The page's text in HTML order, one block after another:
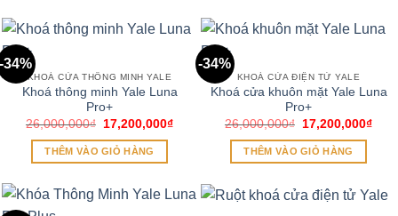
-34%
KHOÁ CỬA THÔNG MINH YALE
Khoá thông minh Yale Luna
Pro+
26,000,000₫
Giá
gốc
là:
26,000,000₫.
17,200,000₫Giá
THÊM VÀO GIỎ HÀNG
-34%
KHOÁ CỬA ĐIỆN TỬ YALE
Khoá cửa khuôn mặt Yale Luna
Pro+
26,000,000₫
Giá
gốc
là:
26,000,000₫.
17,200,000₫Giá
THÊM VÀO GIỎ HÀNG